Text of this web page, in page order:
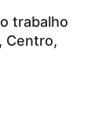
trabalho
Centro,